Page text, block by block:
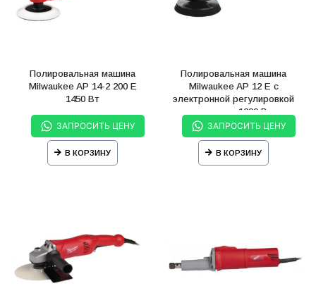
Полировальная машина
Milwaukee AP 14-2 200 E
1450 Вт
ЗАПРОСИТЬ ЦЕНУ
В КОРЗИНУ
Полировальная машина
Milwaukee AP 12 E с
электронной регулировкой
скорости 1200 Вт
ЗАПРОСИТЬ ЦЕНУ
В КОРЗИНУ